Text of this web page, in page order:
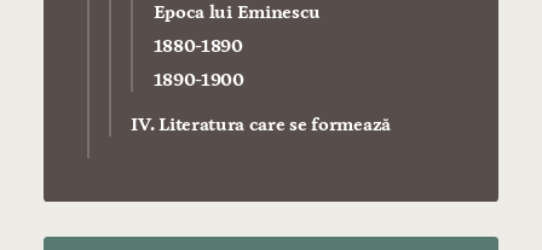
Epoca lui Eminescu
1880-1890
1890-1900
IV. Literatura care se formează